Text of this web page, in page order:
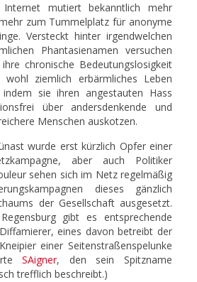
Internet mutiert bekanntlich mehr
zum Tummelplatz für anonyme
Versteckt hinter irgendwelchen
Phantasienamen versuchen
chronische Bedeutungslosigkeit
ziemlich erbärmliches Leben
sie ihren angestauten Hass
über andersdenkende und
Menschen auskotzen.
wurde erst kürzlich Opfer einer
aber auch Politiker
sehen sich im Netz regelmäßig
dieses gänzlich
der Gesellschaft ausgesetzt.
gibt es entsprechende
eines davon betreibt der
einer Seitenstraßenspelunke
SAigner, den sein Spitzname
trefflich beschreibt.)